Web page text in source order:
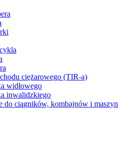
ciężarowego (TIR-a)
widłowego
inwalidzkiego
do ciągników, kombajnów i maszyn